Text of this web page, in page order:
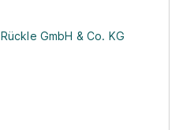
Rückle GmbH & Co. KG